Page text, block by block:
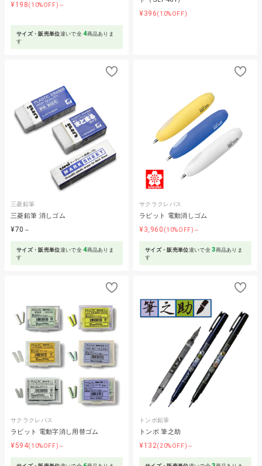
¥198(10%OFF)～
サイズ・販売単位違いで全4商品ありま
す
¥396(10%OFF)
三菱鉛筆
三菱鉛筆 消しゴム
¥70 ～
サイズ・販売単位違いで全4商品ありま
す
サクラクレパス
ラビット 電動消しゴム
¥3,960 (10%OFF)～
サイズ・販売単位違いで全3商品ありま
す
サクラクレパス
ラビット 電動字消し用替ゴム
¥594(10%OFF)～
トンボ鉛筆
トンボ 筆之助
¥132(20%OFF)～